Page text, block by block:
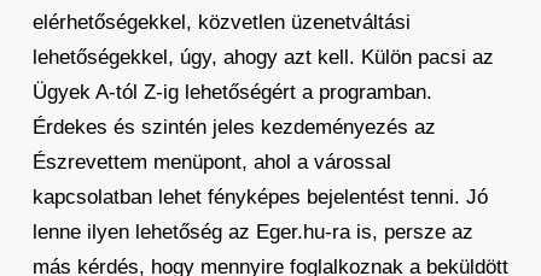
elérhetőségekkel, közvetlen üzenetváltási
lehetőségekkel, úgy, ahogy azt kell. Külön pacsi az
Ügyek A-tól Z-ig lehetőségért a programban.
Érdekes és szintén jeles kezdeményezés az
Észrevettem menüpont, ahol a várossal
kapcsolatban lehet fényképes bejelentést tenni. Jó
lenne ilyen lehetőség az Eger.hu-ra is, persze az
más kérdés, hogy mennyire foglalkoznak a beküldött